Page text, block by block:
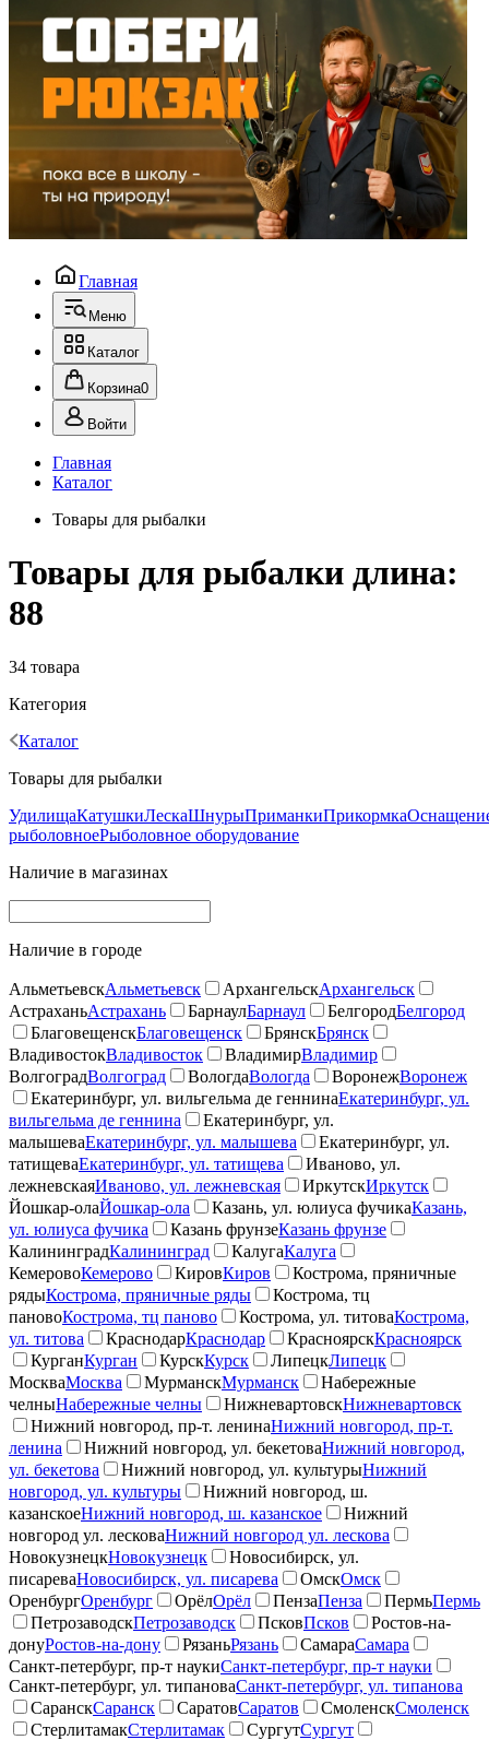
Главная
Меню
Каталог
Корзина0
Войти
Главная
Каталог
Товары для рыбалки
Товары для рыбалки длина:
88
34 товара
Категория
Каталог
Товары для рыбалки
УдилищаКатушкиЛескаШнурыПриманкиПрикормка
рыболовноеРыболовное оборудование
Наличие в магазинах
Наличие в городе
АльметьевскАльметьевск АрхангельскАрхангельск
АстраханьАстрахань БарнаулБарнаул БелгородБелгород
БлаговещенскБлаговещенск БрянскБрянск
ВладивостокВладивосток ВладимирВладимир
ВолгоградВолгоград ВологдаВологда ВоронежВоронеж
Екатеринбург, ул. вильгельма де геннинаЕкатеринбург, ул.
вильгельма де геннина
Екатеринбург, ул.
малышеваЕкатеринбург, ул. малышева
Екатеринбург, ул.
татищеваЕкатеринбург, ул. татищева
Иваново, ул.
лежневскаяИваново, ул. лежневская ИркутскИркутск
Йошкар-олаЙошкар-ола Казань, ул. юлиуса фучикаКазань,
ул. юлиуса фучика
Казань фрунзеКазань фрунзе
КалининградКалининград КалугаКалуга
КемеровоКемерово КировКиров
Кострома, пряничные
рядыКострома, пряничные ряды
Кострома, тц
пановоКострома, тц паново Кострома, ул. титоваКострома,
ул. титова
КраснодарКраснодар КрасноярскКрасноярск
КурганКурган КурскКурск ЛипецкЛипецк
МоскваМосква МурманскМурманск
Набережные
челныНабережные челны НижневартовскНижневартовск
Нижний новгород, пр-т. ленинаНижний новгород, пр-т.
ленина
Нижний новгород, ул. бекетоваНижний новгород,
ул. бекетова
Нижний новгород, ул. культурыНижний
новгород, ул. культуры
Нижний новгород, ш.
казанскоеНижний новгород, ш. казанское
Нижний
новгород ул. лесковаНижний новгород ул. лескова
НовокузнецкНовокузнецк
Новосибирск, ул.
писареваНовосибирск, ул. писарева ОмскОмск
ОренбургОренбург ОрёлОрёл ПензаПенза ПермьПермь
ПетрозаводскПетрозаводск ПсковПсков
Ростов-на-
донуРостов-на-дону РязаньРязань СамараСамара
Санкт-петербург, пр-т наукиСанкт-петербург, пр-т науки
Санкт-петербург, ул. типановаСанкт-петербург, ул. типанова
СаранскСаранск СаратовСаратов СмоленскСмоленск
СтерлитамакСтерлитамак СургутСургут